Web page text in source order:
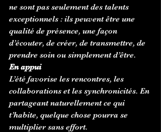
ne sont pas seulement des talents
exceptionnels : ils peuvent être une
qualité de présence, une façon
d’écouter, de créer, de transmettre, de
prendre soin ou simplement d’être.
En appui
L’été favorise les rencontres, les
collaborations et les synchronicités. En
partageant naturellement ce qui
t’habite, quelque chose pourra se
multiplier sans effort.